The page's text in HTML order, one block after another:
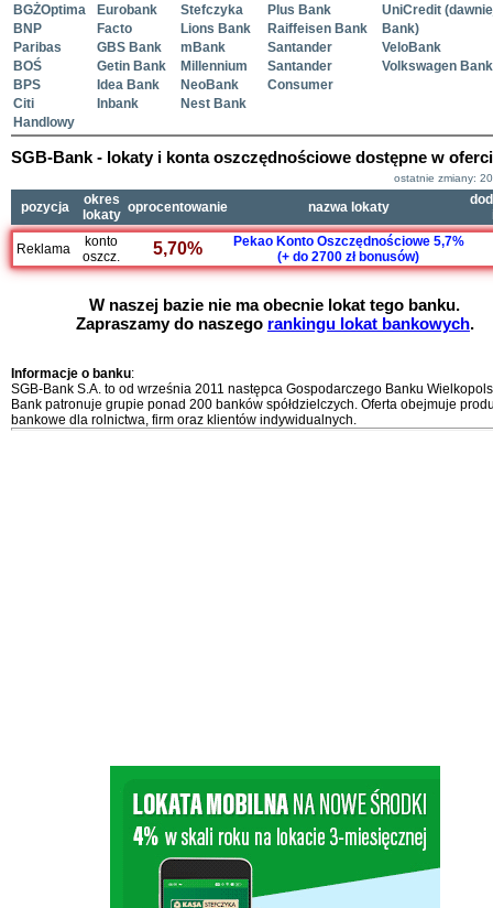
BGŻOptima
BNP
Paribas
BOŚ
BPS
Citi
Handlowy
Eurobank
Facto
GBS Bank
Getin Bank
Idea Bank
Inbank
Stefczyka
Lions Bank
mBank
Millennium
NeoBank
Nest Bank
Plus Bank
Raiffeisen Bank
Santander
Santander
Consumer
UniCredit
Bank)
VeloBank
Volkswagen Bank
SGB-Bank - lokaty i konta oszczędnościowe dostępne w
ostatnie zmiany:
pozycja
okres
lokaty oprocentowanie nazwa lokaty
Reklama
konto
oszcz.
5,70%
Pekao Konto Oszczędnościowe 5,7%
(+ do 2700 zł bonusów)
W naszej bazie nie ma obecnie lokat tego banku.
Zapraszamy do naszego rankingu lokat bankowych.
Informacje o banku:
SGB-Bank S.A. to od września 2011 następca Gospodarczego Banku
Bank patronuje grupie ponad 200 banków spółdzielczych. Oferta obejmuje
bankowe dla rolnictwa, firm oraz klientów indywidualnych.